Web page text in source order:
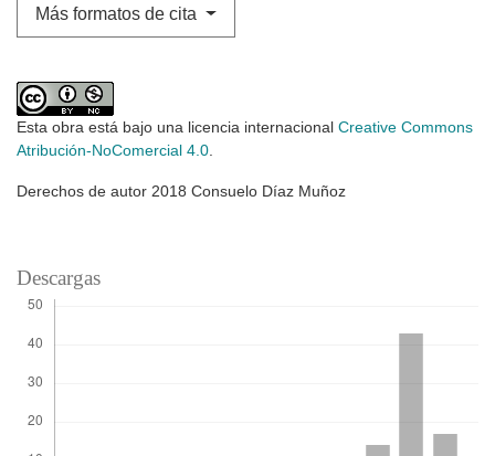
Más formatos de cita
Esta obra está bajo una licencia internacional Creative Commons
Atribución-NoComercial 4.0.
Derechos de autor 2018 Consuelo Díaz Muñoz
Descargas